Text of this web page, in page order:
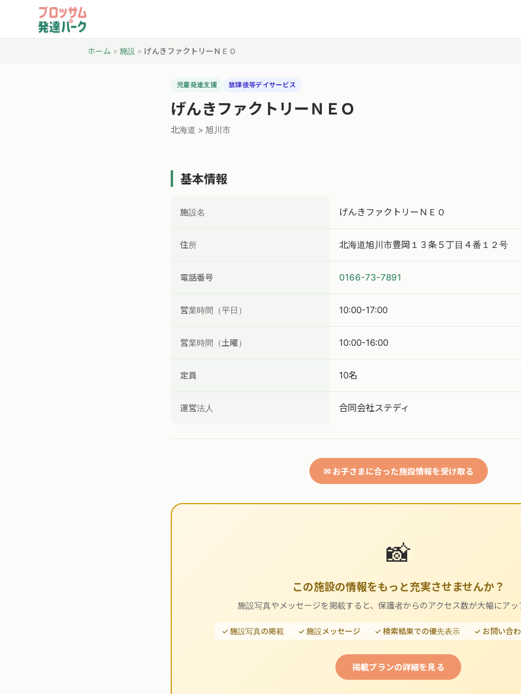
ホーム » 施設 » げんきファクトリーＮＥＯ
児童発達支援 放課後等デイサービス
げんきファクトリーＮＥＯ
北海道 > 旭川市
基本情報
施設名 げんきファクトリーＮＥＯ
住所 北海道旭川市豊岡１３条５丁目４番１２号
電話番号 0166-73-7891
営業時間（平日） 10:00-17:00
営業時間（土曜） 10:00-16:00
定員 10名
運営法人 合同会社ステディ
✉ お子さまに合った施設情報を受け取る
📸
この施設の情報をもっと充実させませんか？
施設写真やメッセージを掲載すると、保護者からのアクセス数が大幅にアッ
✓ 施設写真の掲載 ✓ 施設メッセージ ✓ 検索結果での優先表示 ✓ お問い合
掲載プランの詳細を見る